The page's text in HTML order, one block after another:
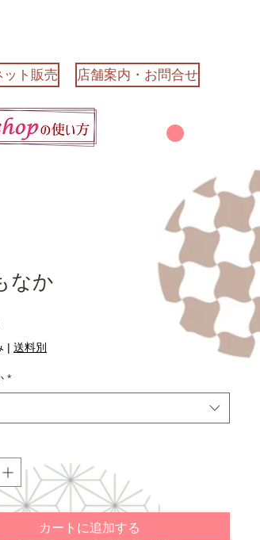
ット販売 店舗案内・お問合せ
なか
ー
ル
価
格
| 送料別
*
カートに追加する